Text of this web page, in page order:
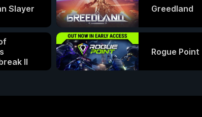
Slayer Greedland
II
Rogue Point